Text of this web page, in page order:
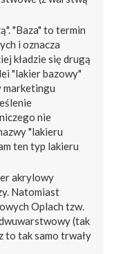
"Baza" to termin
i oznacza
kładzie się drugą
"lakier bazowy"
marketingu
nie
"lakieru
ten typ lakieru
akrylowy
Natomiast
Oplach tzw.
(tak
to tak samo trwały